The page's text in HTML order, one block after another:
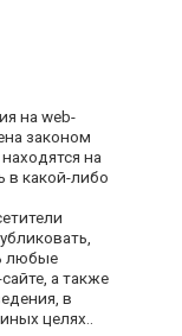
на web-
законом
на
в какой-либо
любые
а также
в
целях..